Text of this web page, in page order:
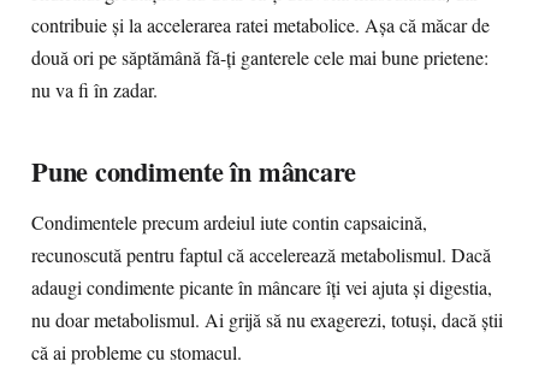
contribuie şi la accelerarea ratei metabolice. Aşa că măcar de
două ori pe săptămână fă-ţi ganterele cele mai bune prietene:
nu va fi în zadar.
Pune condimente în mâncare
Condimentele precum ardeiul iute contin capsaicină,
recunoscută pentru faptul că accelerează metabolismul. Dacă
adaugi condimente picante în mâncare îţi vei ajuta şi digestia,
nu doar metabolismul. Ai grijă să nu exagerezi, totuşi, dacă ştii
că ai probleme cu stomacul.